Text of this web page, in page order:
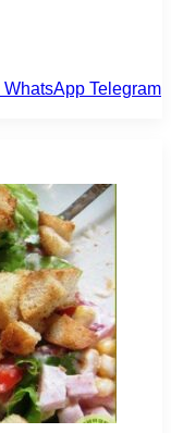
WhatsApp Telegram